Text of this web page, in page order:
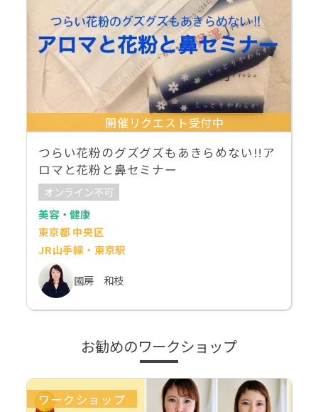
開催リクエスト受付中
つらい花粉のグズグズもあきらめない!!ア
ロマと花粉と鼻セミナー
オンライン不可
美容・健康
東京都 中央区
JR山手線・東京駅
國房 和枝
お勧めのワークショップ
ワークショップ